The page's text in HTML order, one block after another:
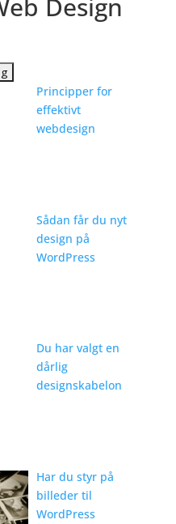
Design
Principper for
effektivt
webdesign
Sådan får du nyt
design på
WordPress
Du har valgt en
dårlig
designskabelon
Har du styr på
billeder til
WordPress